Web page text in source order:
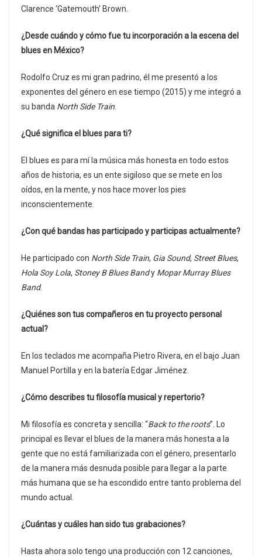
Clarence ‘Gatemouth’ Brown.
¿Desde cuándo y cómo fue tu incorporación a la escena del
blues en México?
Rodolfo Cruz es mi gran padrino, él me presentó a los
exponentes del género en ese tiempo (2015) y me integró a
su banda North Side Train
¿Qué significa el blues para ti?
El blues es para mí la música más honesta en todo estos
años de historia, es un ente sigiloso que se mete en los
oídos, en la mente, y nos hace mover los pies
inconscientemente.
¿Con qué bandas has participado y participas actualmente?
He participado con North Side Train, Gia Sound, Street Blues,
Hola Soy Lola, Stoney B Blues Bandy Mopar Murray Blues
Band.
¿Quiénes son tus compañeros en tu proyecto personal
actual?
En los teclados me acompaña Pietro Rivera, en el bajo Juan
Manuel Portilla y en la batería Edgar Jiménez.
¿Cómo describes tu filosofía musical y repertorio?
Mi filosofía es concreta y sencilla: “Back to the roots”. Lo
principal es llevar el blues de la manera más honesta a la
gente que no está familiarizada con el género, presentarlo
de la manera más desnuda posible para llegar a la parte
más humana que se ha escondido entre tanto problema del
mundo actual.
¿Cuántas y cuáles han sido tus grabaciones?
Hasta ahora solo tengo una producción con 12 canciones,